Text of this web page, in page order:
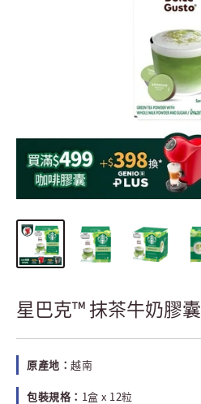
星巴克™ 抹茶牛奶膠囊
原產地： 越南
包裝規格： 1盒 x 12粒